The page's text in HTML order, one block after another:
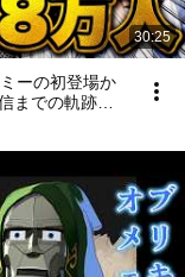
30:25
ーの初登場か
までの軌跡